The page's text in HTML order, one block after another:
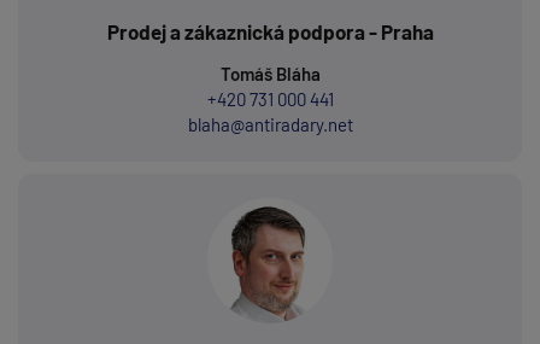
Prodej a zákaznická podpora - Praha
Tomáš Bláha
+420 731 000 441
blaha@antiradary.net